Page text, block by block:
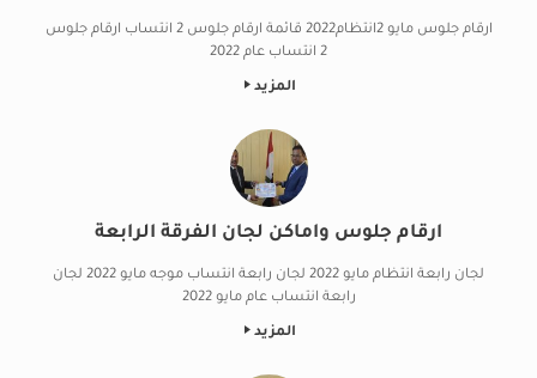
ارقام جلوس مايو 2انتظام2022 قائمة ارقام جلوس 2 انتساب ارقام جلوس
2 انتساب عام 2022
المزيد
ارقام جلوس واماكن لجان الفرقة الرابعة
لجان رابعة انتظام مايو 2022 لجان رابعة انتساب موجه مايو 2022 لجان
رابعة انتساب عام مايو 2022
المزيد